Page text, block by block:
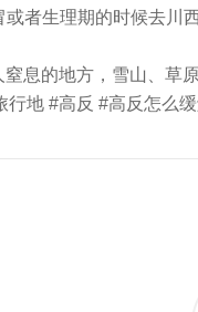
者生理期的时候去川西
窒息的地方，雪山、草
行地 #高反 #高反怎么